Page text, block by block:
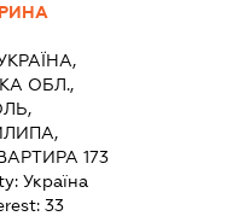
ОБЛ.,
173
Україна
33